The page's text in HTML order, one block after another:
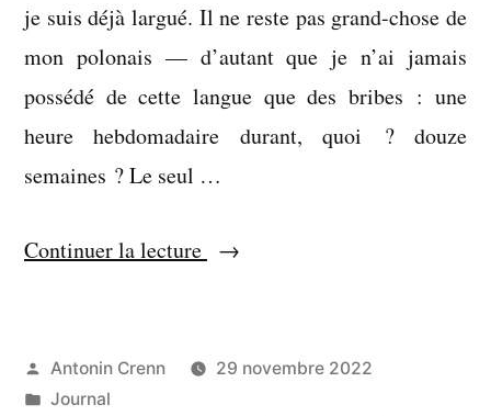
je suis déjà largué. Il ne reste pas grand-chose de
mon polonais — d’autant que je n’ai jamais
possédé de cette langue que des bribes : une
heure hebdomadaire durant, quoi ? douze
semaines ? Le seul …
Continuer la lecture « La
la
Publié
par
Antonin Crenn
29 novembre 2022
Publié
Journal